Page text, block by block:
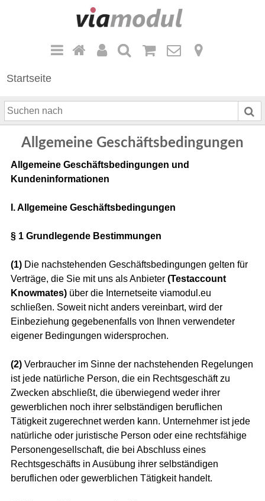
Startseite
S
u
Allgemeine Geschäftsbedingungen
Allgemeine Geschäftsbedingungen und
Kundeninformationen
I. Allgemeine Geschäftsbedingungen
§ 1 Grundlegende Bestimmungen
(1)Die nachstehenden Geschäftsbedingungen gelten für
Verträge, die Sie mit uns als Anbieter (Testaccount
Knowmates)über die Internetseite viamodul.eu
schließen. Soweit nicht anders vereinbart, wird der
Einbeziehung gegebenenfalls von Ihnen verwendeter
eigener Bedingungen widersprochen.
(2)Verbraucher im Sinne der nachstehenden Regelungen
ist jede natürliche Person, die ein Rechtsgeschäft zu
Zwecken abschließt, die überwiegend weder ihrer
gewerblichen noch ihrer selbständigen beruflichen
Tätigkeit zugerechnet werden kann. Unternehmer ist jede
natürliche oder juristische Person oder eine rechtsfähige
Personengesellschaft, die bei Abschluss eines
Rechtsgeschäfts in Ausübung ihrer selbständigen
beruflichen oder gewerblichen Tätigkeit handelt.